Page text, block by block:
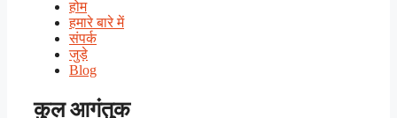
होम
हमारे बारे में
संपर्क
जुड़े
Blog
कुल आगंतुक